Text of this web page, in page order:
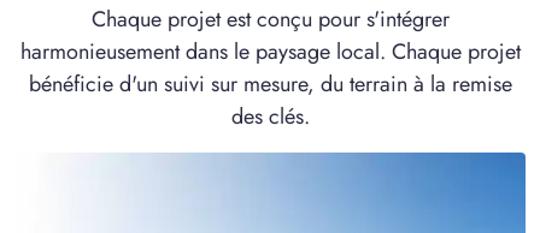
Chaque projet est conçu pour s'intégrer
harmonieusement dans le paysage local. Chaque projet
bénéficie d'un suivi sur mesure, du terrain à la remise
des clés.